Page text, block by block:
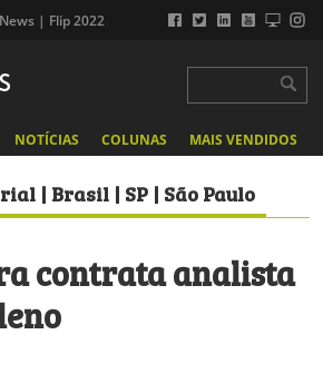
| Flip 2022
NOTÍCIAS COLUNAS MAIS VENDIDOS
| Brasil | SP | São Paulo
contrata analista